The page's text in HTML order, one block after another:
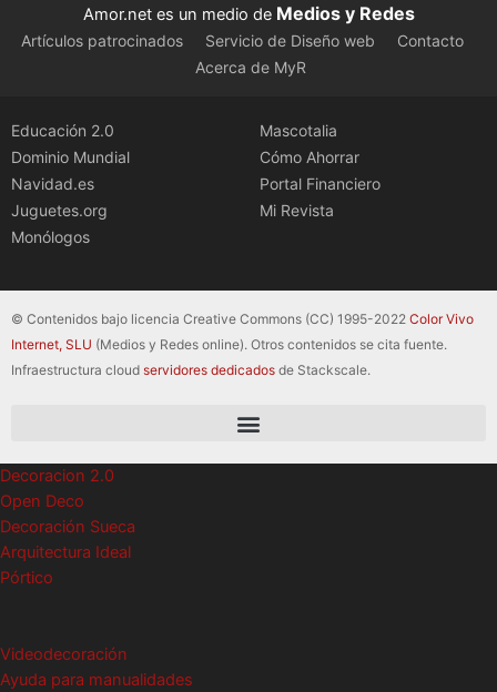
Amor.net es un medio de Medios y Redes
Artículos patrocinados Servicio de Diseño web
Contacto
Acerca de MyR
Educación 2.0
Dominio Mundial
Navidad.es
Juguetes.org
Monólogos
Mascotalia
Cómo Ahorrar
Portal Financiero
Mi Revista
© Contenidos bajo licencia Creative Commons (CC) 1995-2022 Color Vivo
Internet, SLU (Medios y Redes online). Otros contenidos se cita fuente.
Infraestructura cloud servidores dedicados de Stackscale.
Decoracion 2.0
Open Deco
Decoración Sueca
Arquitectura Ideal
Pórtico
Videodecoración
Ayuda para manualidades